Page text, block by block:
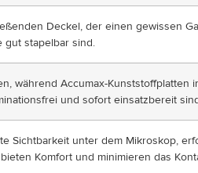
Deckel, der einen gewissen
gut stapelbar sind.
Accumax-Kunststoffplatten
und sofort einsatzbereit
Sichtbarkeit unter dem Mikroskop,
Komfort und minimieren das